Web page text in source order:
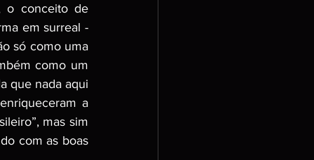
o conceito de
em surreal -
só como uma
como um
que nada aqui
a
mas sim
com as boas